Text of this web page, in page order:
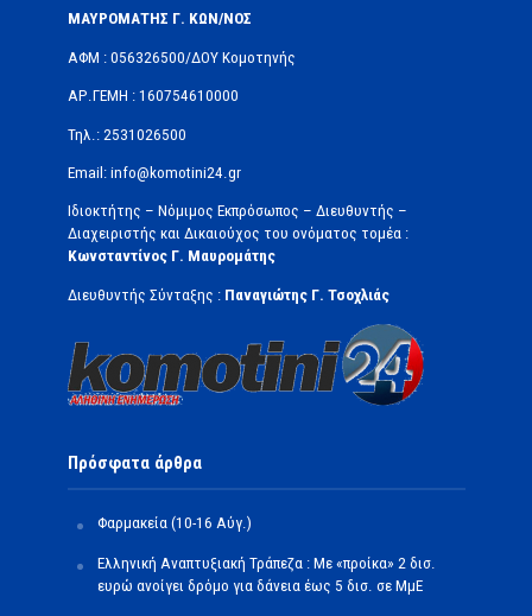
ΜΑΥΡΟΜΑΤΗΣ Γ. ΚΩΝ/ΝΟΣ
ΑΦΜ : 056326500/ΔOΥ Κομοτηνής
ΑΡ.ΓΕΜΗ : 160754610000
Τηλ.: 2531026500
Email: info@komotini24.gr
Ιδιοκτήτης – Νόμιμος Εκπρόσωπος – Διευθυντής –
Διαχειριστής και Δικαιούχος του ονόματος τομέα :
Κωνσταντίνος Γ. Μαυρομάτης
Διευθυντής Σύνταξης : Παναγιώτης Γ. Τσοχλιάς
Πρόσφατα άρθρα
Φαρμακεία (10-16 Αύγ.)
Ελληνική Αναπτυξιακή Τράπεζα : Με «προίκα» 2 δισ.
ευρώ ανοίγει δρόμο για δάνεια έως 5 δισ. σε ΜμΕ